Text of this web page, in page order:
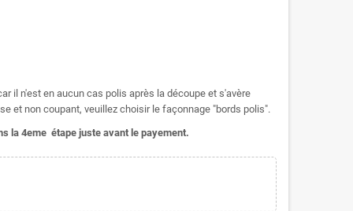
il n'est en aucun cas polis après la découpe et s'avère
et non coupant, veuillez choisir le façonnage "bords polis".
la 4eme étape juste avant le payement.